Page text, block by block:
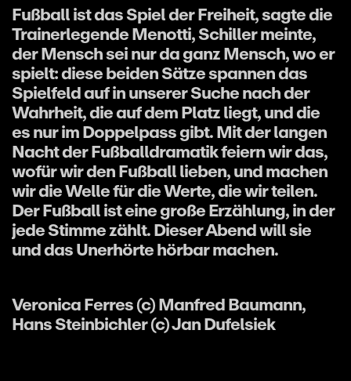
Fußball ist das Spiel der Freiheit, sagte die
Trainerlegende Menotti, Schiller meinte,
der Mensch sei nur da ganz Mensch, wo er
spielt: diese beiden Sätze spannen das
Spielfeld auf in unserer Suche nach der
Wahrheit, die auf dem Platz liegt, und die
es nur im Doppelpass gibt. Mit der langen
Nacht der Fußballdramatik feiern wir das,
wofür wir den Fußball lieben, und machen
wir die Welle für die Werte, die wir teilen.
Der Fußball ist eine große Erzählung, in der
jede Stimme zählt. Dieser Abend will sie
und das Unerhörte hörbar machen.
Veronica Ferres (c) Manfred Baumann,
Hans Steinbichler (c) Jan Dufelsiek